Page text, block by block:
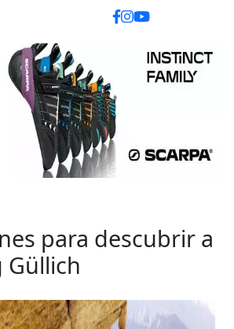
para descubrir a
Güllich